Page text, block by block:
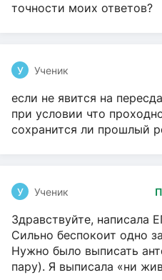
точности моих ответов?
У Ученик
если не явится на
при условии что
сохранится ли прошлый
У Ученик
Здравствуйте, написала
Сильно беспокоит одно
Нужно было выписать
пару). Я выписала «ни